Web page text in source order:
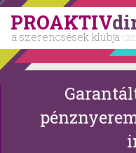
PROAKTIV
a szerencsések klubja |